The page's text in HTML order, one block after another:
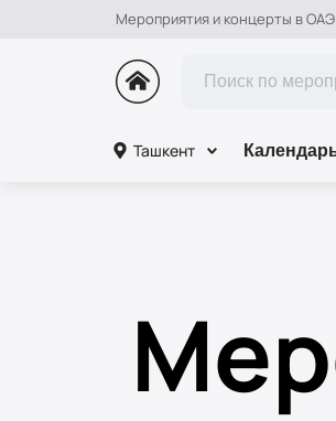
Мероприятия и концерты в ОАЭ
Ташкент